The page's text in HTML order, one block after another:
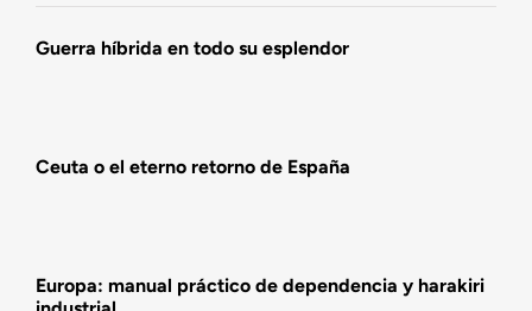
Guerra híbrida en todo su esplendor
Ceuta o el eterno retorno de España
Europa: manual práctico de dependencia y harakiri